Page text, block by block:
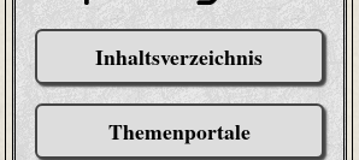
Inhaltsverzeichnis
Themenportale